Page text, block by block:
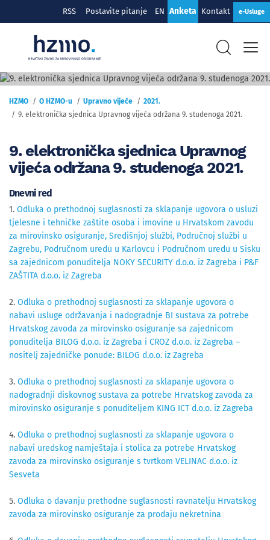
RSS Postavite pitanje EN Anketa Kontakt e-Usluge
O HZMO-u
HZMO O HZMO-u Upravno vijeće
2021.
9. elektronička sjednica Upravnog vijeća održana 9. studenoga 2021.
9. elektronička sjednica Upravnog
vijeća održana 9. studenoga 2021.
Dnevni red
1. Odluka o prethodnoj suglasnosti za sklapanje ugovora o usluzi
tjelesne i tehničke zaštite osoba i imovine u Hrvatskom zavodu
za mirovinsko osiguranje, Središnjoj službi, Područnoj službi u
Zagrebu, Područnom uredu u Karlovcu i Područnom uredu u Sisku
sa zajednicom ponuditelja NOKY SECURITY d.o.o. iz Zagreba i P&F
ZAŠTITA d.o.o. iz Zagreba
2. Odluka o prethodnoj suglasnosti za sklapanje ugovora o
nabavi usluge održavanja i nadogradnje BI sustava za potrebe
Hrvatskog zavoda za mirovinsko osiguranje sa zajednicom
ponuditelja BILOG d.o.o. iz Zagreba i CROZ d.o.o. iz Zagreba –
nositelj zajedničke ponude: BILOG d.o.o. iz Zagreba
3. Odluka o prethodnoj suglasnosti za sklapanje ugovora o
nadogradnji diskovnog sustava za potrebe Hrvatskog zavoda za
mirovinsko osiguranje s ponuditeljem KING ICT d.o.o. iz Zagreba
4. Odluka o prethodnoj suglasnosti za sklapanje ugovora o
nabavi uredskog namještaja i stolica za potrebe Hrvatskog
zavoda za mirovinsko osiguranje s tvrtkom VELINAC d.o.o. iz
Sesveta
5. Odluka o davanju prethodne suglasnosti ravnatelju Hrvatskog
zavoda za mirovinsko osiguranje za prodaju nekretnina